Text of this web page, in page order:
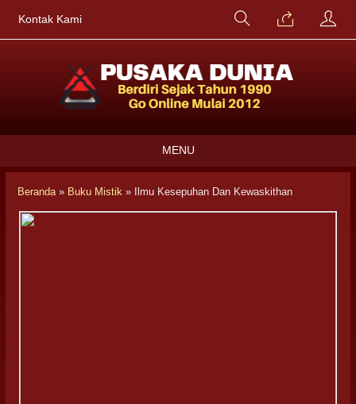
Kontak Kami
MENU
Beranda» Buku Mistik » Ilmu Kesepuhan Dan Kewaskithan